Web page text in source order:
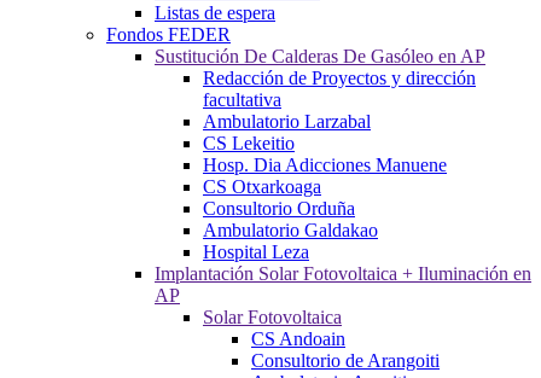
Listas de espera
Fondos FEDER
Sustitución De Calderas De Gasóleo en AP
Redacción de Proyectos y dirección
facultativa
Ambulatorio Larzabal
CS Lekeitio
Hosp. Dia Adicciones Manuene
CS Otxarkoaga
Consultorio Orduña
Ambulatorio Galdakao
Hospital Leza
Implantación Solar Fotovoltaica + Iluminación en
AP
Solar Fotovoltaica
CS Andoain
Consultorio de Arangoiti